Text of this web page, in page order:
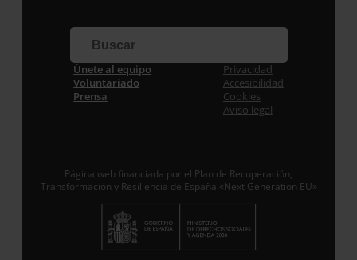
Correo electrónico *
Política de Privacidad *
Suscribirme
Únete al equipo
Voluntariado
Prensa
Privacidad
Accesibilidad
Cookies
Aviso legal
Página web financiada por el Plan de Recuperación,
Transformación y Resiliencia de España «Next Generation EU»